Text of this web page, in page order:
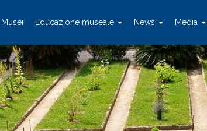
Musei Educazione museale News Media